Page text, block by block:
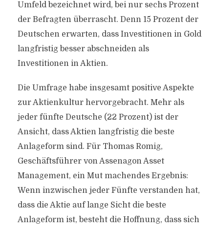
Umfeld bezeichnet wird, bei nur sechs Prozent
der Befragten überrascht. Denn 15 Prozent der
Deutschen erwarten, dass Investitionen in Gold
langfristig besser abschneiden als
Investitionen in Aktien.
Die Umfrage habe insgesamt positive Aspekte
zur Aktienkultur hervorgebracht. Mehr als
jeder fünfte Deutsche (22 Prozent) ist der
Ansicht, dass Aktien langfristig die beste
Anlageform sind. Für Thomas Romig,
Geschäftsführer von Assenagon Asset
Management, ein Mut machendes Ergebnis:
Wenn inzwischen jeder Fünfte verstanden hat,
dass die Aktie auf lange Sicht die beste
Anlageform ist, besteht die Hoffnung, dass sich